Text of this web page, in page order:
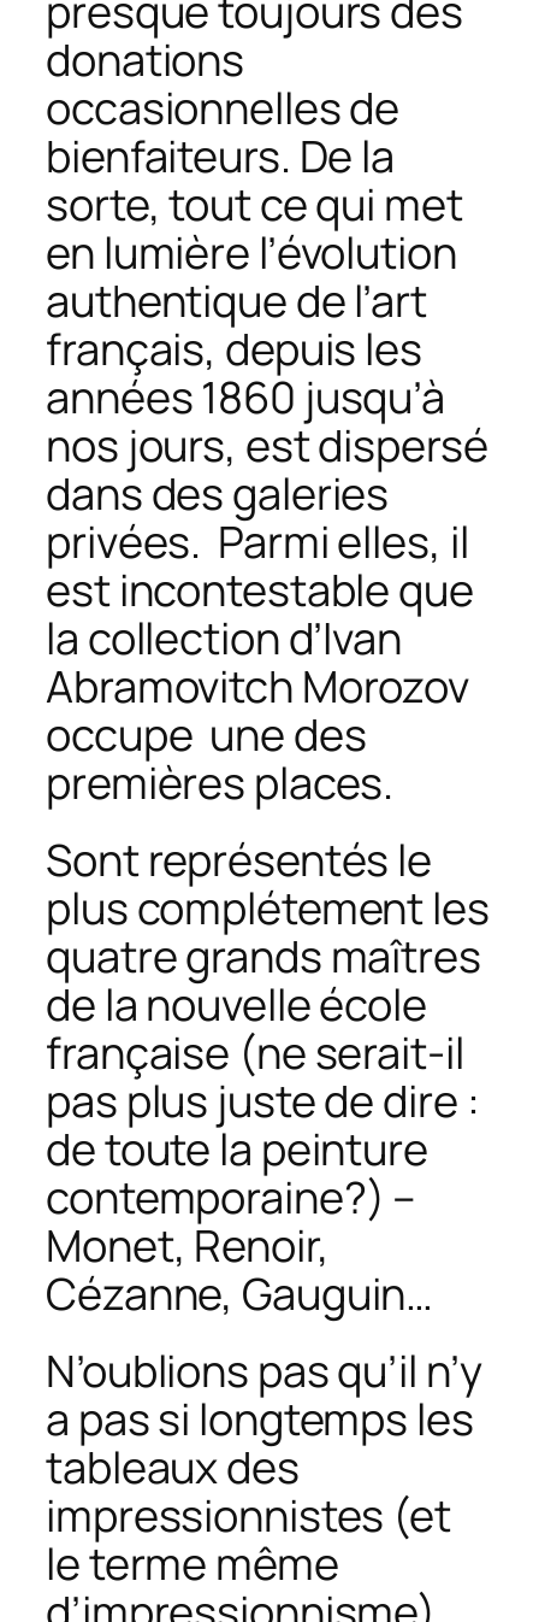
donations
occasionnelles de
bienfaiteurs. De la
sorte, tout ce qui met
en lumière l’évolution
authentique de l’art
français, depuis les
années 1860 jusqu’à
nos jours, est dispersé
dans des galeries
privées. Parmi elles, il
est incontestable que
la collection d’Ivan
Abramovitch Morozov
occupe une des
premières places.
Sont représentés le
plus complétement les
quatre grands maîtres
de la nouvelle école
française (ne serait-il
pas plus juste de dire :
de toute la peinture
contemporaine?) –
Monet, Renoir,
Cézanne, Gauguin…
N’oublions pas qu’il n’y
a pas si longtemps les
tableaux des
impressionnistes (et
le terme même